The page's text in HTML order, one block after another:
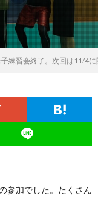
練習会終了。次回は11/4に
参加でした。たくさん